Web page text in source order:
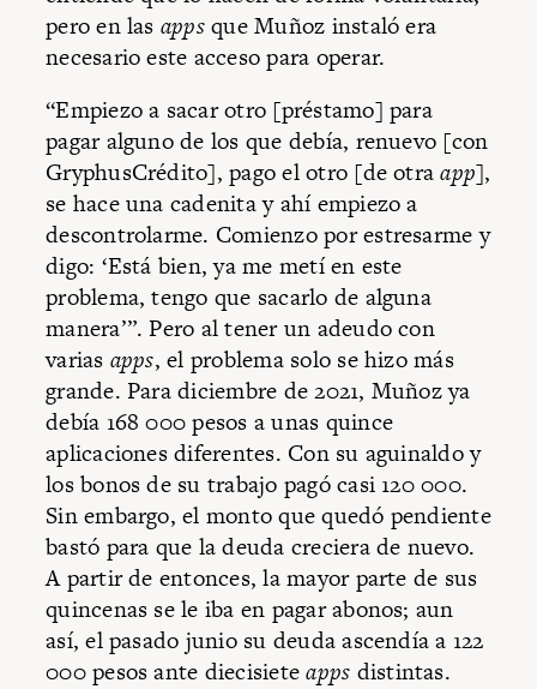
pero en las appsque Muñoz instaló era
necesario este acceso para operar.
“Empiezo a sacar otro [préstamo] para
pagar alguno de los que debía, renuevo [con
GryphusCrédito], pago el otro [de otraapp],
se hace una cadenita y ahí empiezo a
descontrolarme. Comienzo por estresarme y
digo: ‘Está bien, ya me metí en este
problema, tengo que sacarlo de alguna
manera’”. Pero al tener un adeudo con
varias apps, el problema solo se hizo más
grande. Para diciembre de 2021, Muñoz ya
debía 168 000 pesos a unas quince
aplicaciones diferentes. Con su aguinaldo y
los bonos de su trabajo pagó casi 120 000.
Sin embargo, el monto que quedó pendiente
bastó para que la deuda creciera de nuevo.
A partir de entonces, la mayor parte de sus
quincenas se le iba en pagar abonos; aun
así, el pasado junio su deuda ascendía a 122
000 pesos ante diecisieteapps distintas.